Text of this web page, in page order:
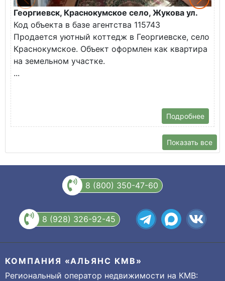
Георгиевск, Краснокумское село, Жукова ул.
Код объекта в базе агентства 115743
Продается уютный коттедж в Георгиевске, село
Краснокумское. Объект оформлен как квартира
на земельном участке.
...
Подробнее
Показать все
8 (800) 350-47-60
8 (928) 326-92-45
КОМПАНИЯ «АЛЬЯНС КМВ»
Региональный оператор недвижимости на КМВ: